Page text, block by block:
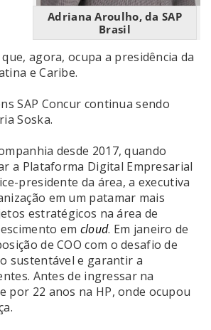
Adriana Aroulho, da SAP
Brasil
agora, ocupa a presidência da
e Caribe.
SAP Concur continua sendo
Soska.
desde 2017, quando
a Plataforma Digital Empresarial
presidente da área, a executiva
em um patamar mais
estratégicos na área de
em cloud. Em janeiro de
de COO com o desafio de
sustentável e garantir a
Antes de ingressar na
por 22 anos na HP, onde ocupou